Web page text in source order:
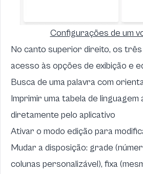
Configurações de um
No canto superior direito, os
acesso às opções de exibição e
Busca de uma palavra com
Imprimir uma tabela de linguagem
diretamente pelo aplicativo
Ativar o modo edição para
Mudar a disposição: grade
colunas personalizável), fixa